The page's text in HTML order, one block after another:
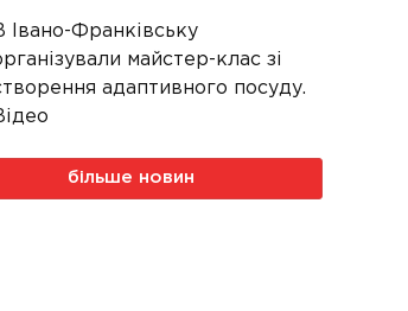
Івано-Франківську
майстер-клас зі
адаптивного посуду.
більше новин